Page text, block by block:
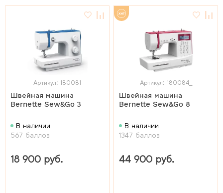
Артикул: 180081
Швейная машина
Bernette Sew&Go 3
В наличии
567 баллов
18 900 руб.
Артикул: 180084_
Швейная машина
Bernette Sew&Go 8
В наличии
1347 баллов
44 900 руб.